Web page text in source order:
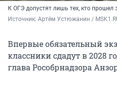
К ОГЭ допустят лишь тех, кто прошел
Источник: Артём Устюжанин /
Впервые обязательный
классники сдадут в 2028
глава Рособрнадзора